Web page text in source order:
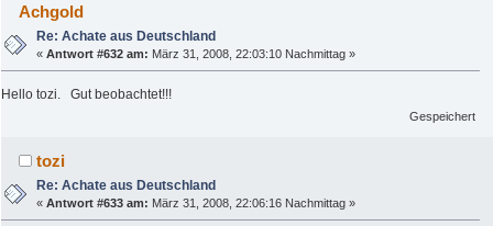
Achgold
Re: Achate aus Deutschland
«Antwort #632 am: März 31, 2008, 22:03:10 Nachmittag »
Hello tozi. Gut beobachtet!!!
Gespeichert
tozi
Re: Achate aus Deutschland
«Antwort #633 am: März 31, 2008, 22:06:16 Nachmittag »